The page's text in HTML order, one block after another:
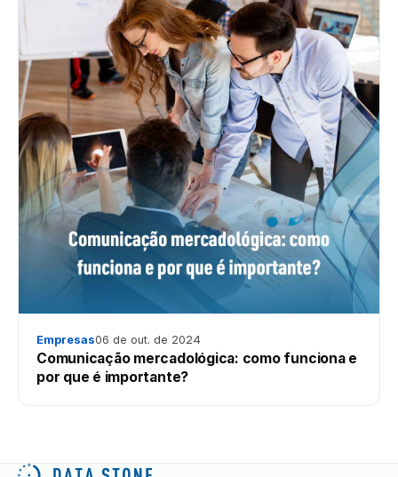
Empresas06 de out. de 2024
Comunicação mercadológica: como funciona e
por que é importante?